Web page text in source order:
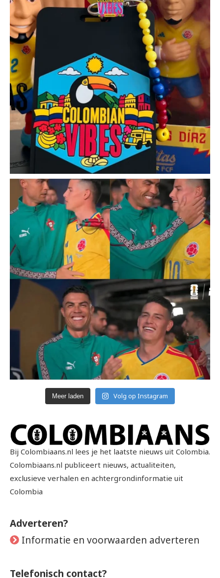
Meer laden Volg op Instagram
Bij Colombiaans.nl lees je het laatste nieuws uit Colombia.
Colombiaans.nl publiceert nieuws, actualiteiten,
exclusieve verhalen en achtergrondinformatie uit
Colombia
Adverteren?
Informatie en voorwaarden adverteren
Telefonisch contact?